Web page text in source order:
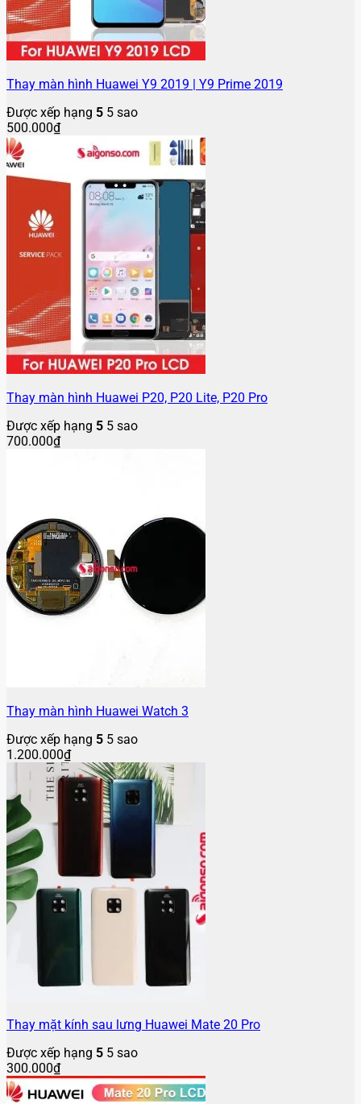
Thay màn hình Huawei Y9 2019 | Y9 Prime 2019
Được xếp hạng 5 5 sao
500.000₫
Thay màn hình Huawei P20, P20 Lite, P20 Pro
Được xếp hạng 5 5 sao
700.000₫
Thay màn hình Huawei Watch 3
Được xếp hạng 5 5 sao
1.200.000₫
Thay mặt kính sau lưng Huawei Mate 20 Pro
Được xếp hạng 5 5 sao
300.000₫